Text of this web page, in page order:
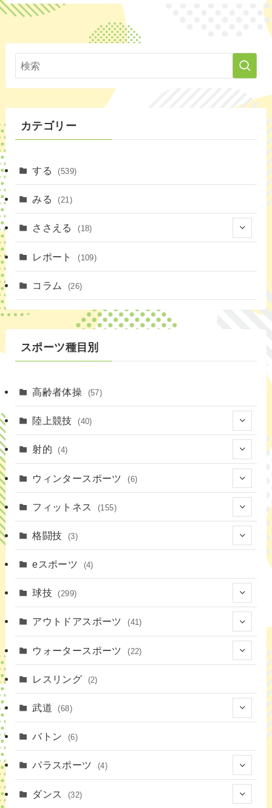
カテゴリー
する (539)
みる (21)
ささえる (18)
(4)
(1)
レポート (109)
コラム (26)
スポーツ種目別
高齢者体操 (57)
陸上競技 (40)
(2)
射的 (4)
(4)
ウィンタースポーツ (6)
(6)
フィットネス (155)
(16)
(37)
(18)
格闘技 (3)
(3)
eスポーツ (4)
球技 (299)
(20)
(14)
(16)
(12)
(11)
アウトドアスポーツ (41)
(4)
(8)
ウォータースポーツ (22)
(7)
(15)
レスリング (2)
武道 (68)
(23)
バトン (6)
パラスポーツ (4)
ダンス (32)